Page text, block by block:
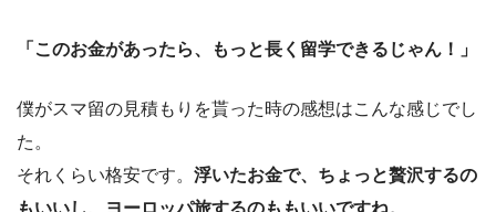
「このお金があったら、もっと長く留学できるじゃん！」
僕がスマ留の見積もりを貰った時の感想はこんな感じでし
た。
それくらい格安です。 浮いたお金で、ちょっと贅沢するの
もいいし、ヨーロッパ旅するのももいいですね。